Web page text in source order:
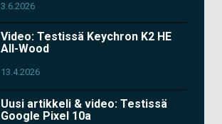
3.6.2026
Video: Testissä Keychron K2 HE
All-Wood
13.4.2026
Uusi artikkeli & video: Testissä
Google Pixel 10a